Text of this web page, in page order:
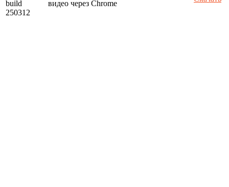
build
250312
видео через Chrome